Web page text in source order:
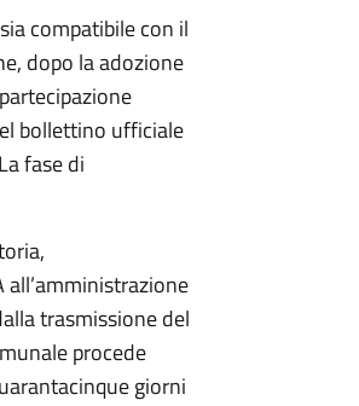
compatibile con il
dopo la adozione
bollettino ufficiale
fase di
all’amministrazione
trasmissione del
procede
giorni